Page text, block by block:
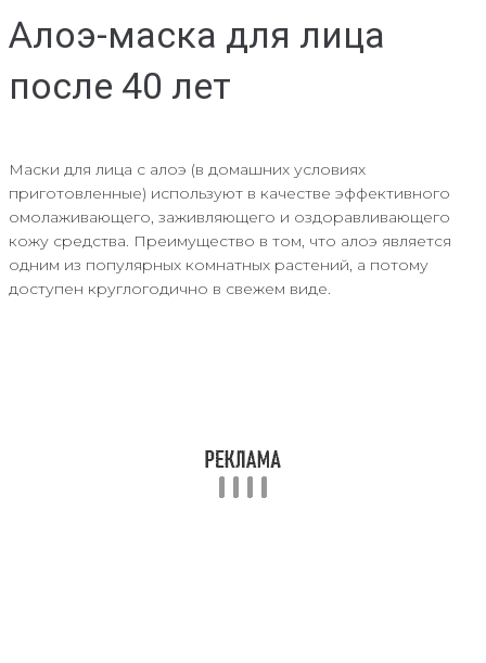
Алоэ-маска для лица
после 40 лет
Маски для лица с алоэ (в домашних условиях
приготовленные) используют в качестве эффективного
омолаживающего, заживляющего и оздоравливающего
кожу средства. Преимущество в том, что алоэ является
одним из популярных комнатных растений, а потому
доступен круглогодично в свежем виде.